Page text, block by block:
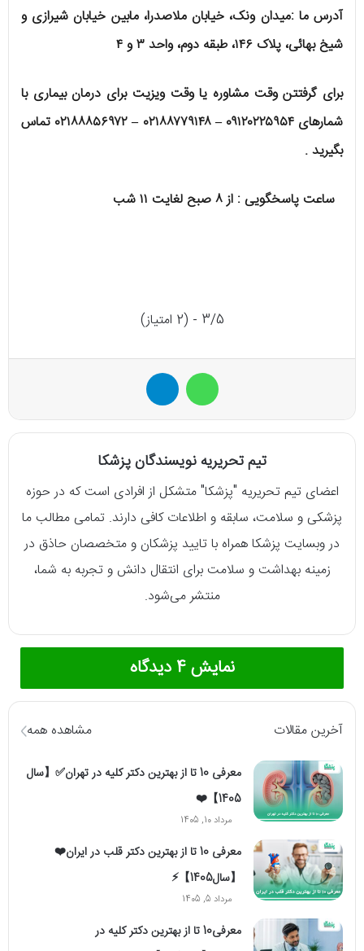
آدرس ما :میدان ونک، خیابان ملاصدرا، مابین خیابان شیرازی و
شیخ بهائی، پلاک ۱۴۶، طبقه دوم، واحد ۳ و ۴
برای گرفتتن وقت مشاوره یا وقت ویزیت برای درمان بیماری با
شمارهای ۰۹۱۲۰۲۲۵۹۵۴
–۰۲۱۸۸۷۷۹۱۴۸ –
۰۲۱۸۸۸۵۶۹۷۲ تماس
بگیرید .
ساعت پاسخگویی : از ۸ صبح لغایت ۱۱ شب
3/5 - (2 امتیاز)
واتس آپ
تیم تحریریه نویسندگان پزشکا
اعضای تیم تحریریه "پزشکا" متشکل از افرادی است که در حوزه
پزشکی و سلامت، سابقه و اطلاعات کافی دارند. تمامی مطالب ما
در وبسایت پزشکا همراه با تایید پزشکان و متخصصان حاذق در
زمینه بهداشت و سلامت برای انتقال دانش و تجربه به شما،
منتشر می‌شود.
نمایش 4 دیدگاه
آخرین مقالات مشاهده همه
معرفی 10 تا از بهترین دکتر کلیه در تهران✅【سال
1405】❤️
مرداد 10, 1405
معرفی 10 تا از بهترین دکتر قلب در ایران❤️
【سال1405】⚡️
مرداد 5, 1405
معرفی10 تا از بهترین دکتر کلیه در